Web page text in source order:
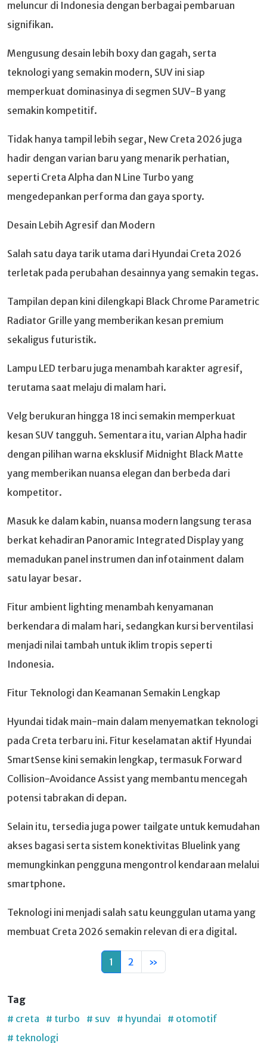
meluncur di Indonesia dengan berbagai pembaruan
signifikan.
Mengusung desain lebih boxy dan gagah, serta
teknologi yang semakin modern, SUV ini siap
memperkuat dominasinya di segmen SUV-B yang
semakin kompetitif.
Tidak hanya tampil lebih segar, New Creta 2026 juga
hadir dengan varian baru yang menarik perhatian,
seperti Creta Alpha dan N Line Turbo yang
mengedepankan performa dan gaya sporty.
Desain Lebih Agresif dan Modern
Salah satu daya tarik utama dari Hyundai Creta 2026
terletak pada perubahan desainnya yang semakin tegas.
Tampilan depan kini dilengkapi Black Chrome Parametric
Radiator Grille yang memberikan kesan premium
sekaligus futuristik.
Lampu LED terbaru juga menambah karakter agresif,
terutama saat melaju di malam hari.
Velg berukuran hingga 18 inci semakin memperkuat
kesan SUV tangguh. Sementara itu, varian Alpha hadir
dengan pilihan warna eksklusif Midnight Black Matte
yang memberikan nuansa elegan dan berbeda dari
kompetitor.
Masuk ke dalam kabin, nuansa modern langsung terasa
berkat kehadiran Panoramic Integrated Display yang
memadukan panel instrumen dan infotainment dalam
satu layar besar.
Fitur ambient lighting menambah kenyamanan
berkendara di malam hari, sedangkan kursi berventilasi
menjadi nilai tambah untuk iklim tropis seperti
Indonesia.
Fitur Teknologi dan Keamanan Semakin Lengkap
Hyundai tidak main-main dalam menyematkan teknologi
pada Creta terbaru ini. Fitur keselamatan aktif Hyundai
SmartSense kini semakin lengkap, termasuk Forward
Collision-Avoidance Assist yang membantu mencegah
potensi tabrakan di depan.
Selain itu, tersedia juga power tailgate untuk kemudahan
akses bagasi serta sistem konektivitas Bluelink yang
memungkinkan pengguna mengontrol kendaraan melalui
smartphone.
Teknologi ini menjadi salah satu keunggulan utama yang
membuat Creta 2026 semakin relevan di era digital.
1 2 »
Tag
# creta
# turbo # suv # hyundai
# otomotif
# teknologi